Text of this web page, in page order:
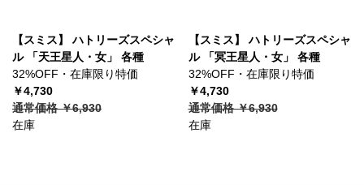
【スミス】 ハトリーズスペシャ
ル 「天王星人・女」 各種
32%OFF・在庫限り特価
￥4,730
通常価格 ￥6,930
在庫
【スミス】 ハトリーズスペシャ
ル 「冥王星人・女」 各種
32%OFF・在庫限り特価
￥4,730
通常価格 ￥6,930
在庫